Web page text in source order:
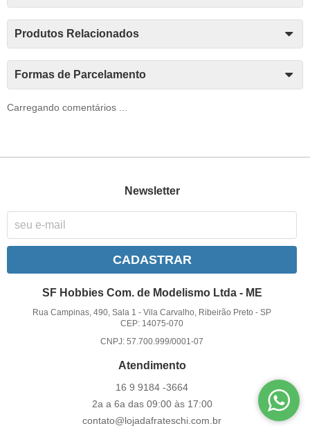
Produtos Relacionados
Formas de Parcelamento
Carregando comentários ...
Newsletter
CADASTRAR
SF Hobbies Com. de Modelismo Ltda - ME
Rua Campinas, 490, Sala 1 -Vila Carvalho, Ribeirão Preto -SP
CEP: 14075-070
CNPJ: 57.700.999/0001-07
Atendimento
16 9 9184 -3664
2a a 6a das 09:00 às 17:00
contato@lojadafrateschi.com.br